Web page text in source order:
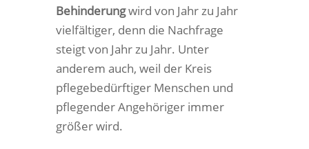
Behinderungwird von Jahr zu Jahr
vielfältiger, denn die Nachfrage
steigt von Jahr zu Jahr. Unter
anderem auch, weil der Kreis
pflegebedürftiger Menschen und
pflegender Angehöriger immer
größer wird.